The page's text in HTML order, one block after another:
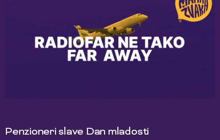
Penzioneri slave Dan mladosti